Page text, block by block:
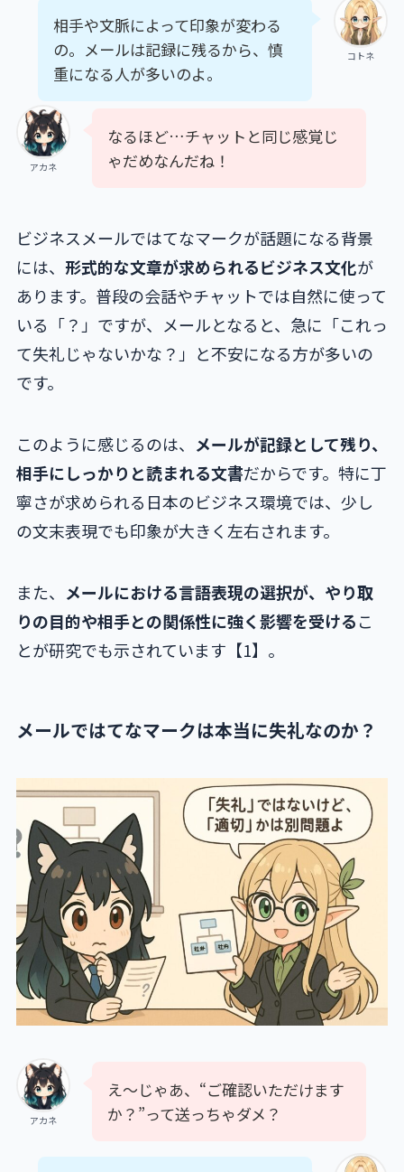
コトネ
相手や文脈によって印象が変わる
の。メールは記録に残るから、慎
重になる人が多いのよ。
アカネ
なるほど…チャットと同じ感覚じ
ゃだめなんだね！
ビジネスメールではてなマークが話題になる背景
には、 形式的な文章が求められるビジネス文化が
あります。普段の会話やチャットでは自然に使って
いる「？」ですが、メールとなると、急に「これっ
て失礼じゃないかな？」と不安になる方が多いの
です。
このように感じるのは、 メールが記録として残り、
相手にしっかりと読まれる文書だからです。特に丁
寧さが求められる日本のビジネス環境では、少し
の文末表現でも印象が大きく左右されます。
また、 メールにおける言語表現の選択が、やり取
りの目的や相手との関係性に強く影響を受けるこ
とが研究でも示されています【1】。
メールではてなマークは本当に失礼なのか？
アカネ
え〜じゃあ、“ご確認いただけます
か？”って送っちゃダメ？